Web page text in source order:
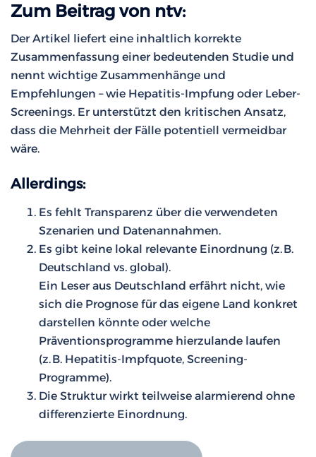
Zum Beitrag von ntv:
Der Artikel liefert eine inhaltlich korrekte
Zusammenfassung einer bedeutenden Studie und
nennt wichtige Zusammenhänge und
Empfehlungen – wie Hepatitis-Impfung oder Leber-
Screenings. Er unterstützt den kritischen Ansatz,
dass die Mehrheit der Fälle potentiell vermeidbar
wäre.
Allerdings:
Es fehlt Transparenz über die verwendeten
Szenarien und Datenannahmen.
Es gibt keine lokal relevante Einordnung (z. B.
Deutschland vs. global).
Ein Leser aus Deutschland erfährt nicht, wie
sich die Prognose für das eigene Land konkret
darstellen könnte oder welche
Präventionsprogramme hierzulande laufen
(z. B. Hepatitis-Impfquote, Screening-
Programme).
Die Struktur wirkt teilweise alarmierend ohne
differenzierte Einordnung.